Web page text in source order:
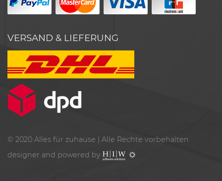
VERSAND & LIEFERUNG
© 2020 Alles für zuhause | Alle Rechte vorbehalten
designer and powered by